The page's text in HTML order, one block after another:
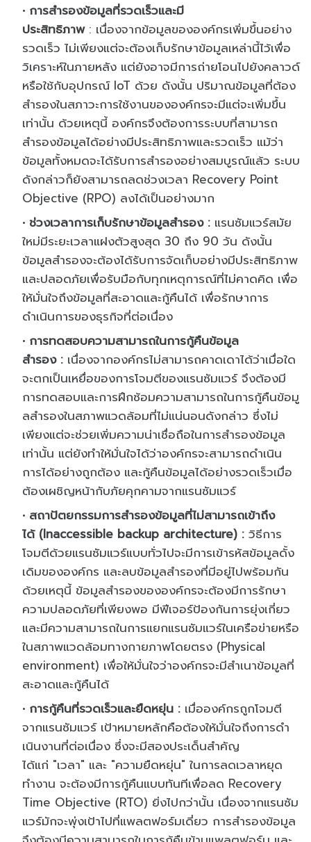
การสำรองข้อมูลที่รวดเร็วและมี
ประสิทธิภาพ : เนื่องจากข้อมูลขององค์กรเพิ่มขึ้นอย่าง
รวดเร็ว ไม่เพียงแต่จะต้องเก็บรักษาข้อมูลเหล่านี้ไว้เพื่อ
วิเคราะห์ในภายหลัง แต่ยังอาจมีการถ่ายโอนไปยังคลาวด์
หรือใช้กับอุปกรณ์IoT ด้วย ดังนั้น ปริมาณข้อมูลที่ต้อง
สำรองในสภาวะการใช้งานขององค์กรจะมีแต่จะเพิ่มขึ้น
เท่านั้น ด้วยเหตุนี้ องค์กรจึงต้องการระบบที่สามารถ
สำรองข้อมูลได้อย่างมีประสิทธิภาพและรวดเร็ว แม้ว่า
ข้อมูลทั้งหมดจะได้รับการสำรองอย่างสมบูรณ์แล้ว ระบบ
ดังกล่าวก็ยังสามารถลดช่วงเวลา Recovery Point
Objective (RPO) ลงได้เป็นอย่างมาก
ช่วงเวลาการเก็บรักษาข้อมูลสำรอง : แรนซัมแวร์สมัย
ใหม่มีระยะเวลาแฝงตัวสูงสุด 30 ถึง 90 วัน ดังนั้น
ข้อมูลสำรองจะต้องได้รับการจัดเก็บอย่างมีประสิทธิภาพ
และปลอดภัยเพื่อรับมือกับทุกเหตุการณ์ที่ไม่คาดคิด เพื่อ
ให้มั่นใจถึงข้อมูลที่สะอาดและกู้คืนได้ เพื่อรักษาการ
ดำเนินการของธุรกิจที่ต่อเนื่อง
การทดสอบความสามารถในการกู้คืนข้อมูล
สำรอง : เนื่องจากองค์กรไม่สามารถคาดเดาได้ว่าเมื่อใด
จะตกเป็นเหยื่อของการโจมตีของแรนซัมแวร์ จึงต้องมี
การทดสอบและการฝึกซ้อมความสามารถในการกู้คืนข้อมู
ลสำรองในสภาพแวดล้อมที่ไม่แน่นอนดังกล่าว ซึ่งไม่
เพียงแต่จะช่วยเพิ่มความน่าเชื่อถือในการสำรองข้อมูล
เท่านั้น แต่ยังทำให้มั่นใจได้ว่าองค์กรจะสามารถดำเนิน
การได้อย่างถูกต้อง และกู้คืนข้อมูลได้อย่างรวดเร็วเมื่อ
ต้องเผชิญหน้ากับภัยคุกคามจากแรนซัมแวร์
สถาปัตยกรรมการสำรองข้อมูลที่ไม่สามารถเข้าถึง
ได้(Inaccessible backup architecture) : วิธีการ
โจมตีด้วยแรนซัมแวร์แบบทั่วไปจะมีการเข้ารหัสข้อมูลดั้ง
เดิมขององค์กร และลบข้อมูลสำรองที่มีอยู่ไปพร้อมกัน
ด้วยเหตุนี้ ข้อมูลสำรองขององค์กรจะต้องมีการรักษา
ความปลอดภัยที่เพียงพอ มีฟีเจอร์ป้องกันการยุ่งเกี่ยว
และมีความสามารถในการแยกแรนซัมแวร์ในเครือข่ายหรือ
ในสภาพแวดล้อมทางกายภาพโดยตรง (Physical
environment) เพื่อให้มั่นใจว่าองค์กรจะมีสำเนาข้อมูลที่
สะอาดและกู้คืนได้
การกู้คืนที่รวดเร็วและยืดหยุ่น : เมื่อองค์กรถูกโจมตี
จากแรนซัมแวร์ เป้าหมายหลักคือต้องให้มั่นใจถึงการดำ
เนินงานที่ต่อเนื่อง ซึ่งจะมีสองประเด็นสำคัญ
ได้แก่ "เวลา" และ "ความยืดหยุ่น"ในการลดเวลาหยุด
ทำงาน จะต้องมีการกู้คืนแบบทันทีเพื่อลด Recovery
Time Objective (RTO) ยิ่งไปกว่านั้น เนื่องจากแรนซัม
แวร์มักจะพุ่งเป้าไปที่แพลตฟอร์มเดี่ยว การสำรองข้อมูล